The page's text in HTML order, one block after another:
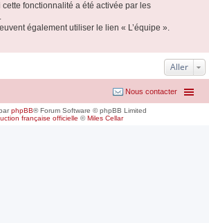
cette fonctionnalité a été activée par les
également utiliser le lien « L’équipe ».
Aller
Nous contacter
phpBB® Forum Software © phpBB Limited
française officielle ©Miles Cellar